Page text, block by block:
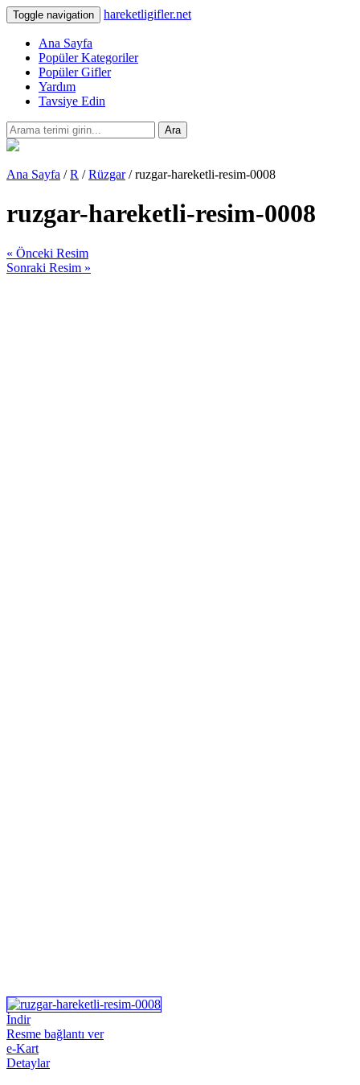
Toggle navigation hareketligifler.net
Ana Sayfa
Popüler Kategoriler
Popüler Gifler
Yardım
Tavsiye Edin
Ara
Ana Sayfa /R /Rüzgar/ ruzgar-hareketli-resim-0008
ruzgar-hareketli-resim-0008
« Önceki Resim
Sonraki Resim »
İndir
Resme bağlantı ver
e-Kart
Detaylar